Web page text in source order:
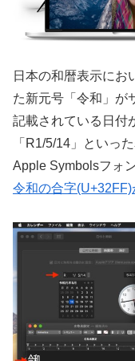
日本の和暦表示にお
た新元号「令和」が
記載されている日付
「R1/5/14」といっ
Apple Symbolsフォ
令和の合字(U+32FF)